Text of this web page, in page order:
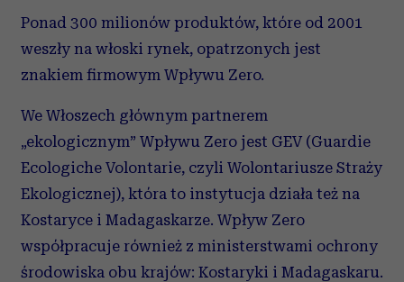
korzystania z ich usług.
Ponad 300 milionów produktów, które od 2001
weszły na włoski rynek, opatrzonych jest
znakiem firmowym Wpływu Zero.
We Włoszech głównym partnerem
„ekologicznym” Wpływu Zero jest GEV (Guardie
Ecologiche Volontarie, czyli Wolontariusze Straży
Ekologicznej), która to instytucja działa też na
Kostaryce i Madagaskarze. Wpływ Zero
współpracuje również z ministerstwami ochrony
środowiska obu krajów: Kostaryki i Madagaskaru.